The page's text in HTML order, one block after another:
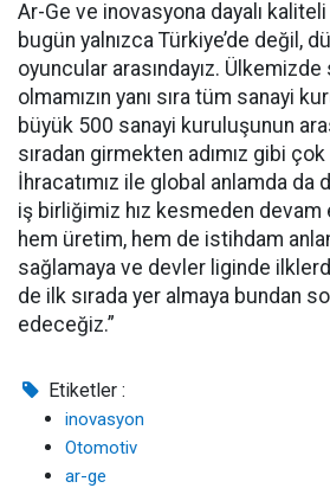
Ar-Ge ve inovasyona dayalı
bugün yalnızca Türkiye’de değil,
oyuncular arasındayız.
olmamızın yanı sıra tüm sanayi
büyük 500 sanayi kuruluşunun
sıradan girmekten adımız gibi
İhracatımız ile global anlamda da
iş birliğimiz hız kesmeden devam
hem üretim, hem de istihdam
sağlamaya ve devler liginde
de ilk sırada yer almaya bundan
edeceğiz.”
Etiketler :
inovasyon
Otomotiv
ar-ge